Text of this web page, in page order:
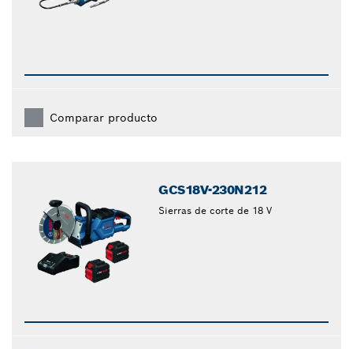
Comparar producto
GCS18V-230N212
Sierras de corte de 18 V